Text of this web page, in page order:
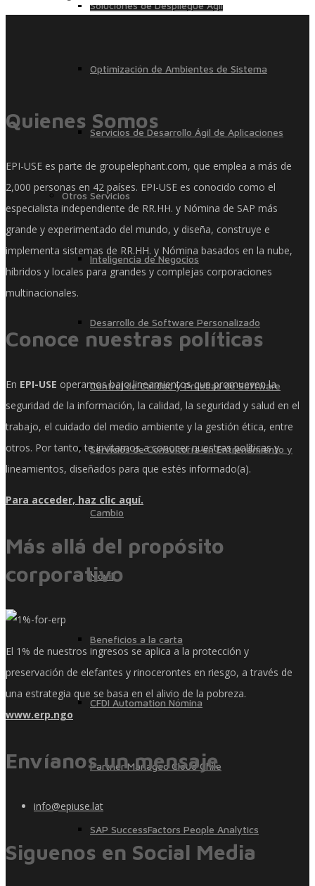
Soluciones de Despliegue Ágil
Optimización de Ambientes de Sistema
Servicios de Desarrollo Ágil de Aplicaciones
Otros Servicios
Inteligencia de Negocios
Desarrollo de Software Personalizado
Control de Calidad y Pruebas de Software
Servicios de Consultoría en Entrenamiento y
Cambio
Móvil
Beneficios a la carta
CFDI Automation Nómina
Partner Managed Cloud Chile
SAP SuccessFactors People Analytics
Quienes Somos
EPI-USE es parte de groupelephant.com, que emplea a más de
2,000 personas en 42 países. EPI-USE es conocido como el
especialista independiente de RR.HH. y Nómina de SAP más
grande y experimentado del mundo, y diseña, construye e
implementa sistemas de RR.HH. y Nómina basados ​​en la nube,
híbridos y locales para grandes y complejas corporaciones
multinacionales.
Conoce nuestras políticas
En EPI-USE operamos bajo lineamientos que promueven la
seguridad de la información, la calidad, la seguridad y salud en el
trabajo, el cuidado del medio ambiente y la gestión ética, entre
otros. Por tanto, te invitamos a conocer nuestras políticas y
lineamientos, diseñados para que estés informado(a).
Para acceder, haz clic aquí.
Más allá del propósito
corporativo
El 1% de nuestros ingresos se aplica a la protección y
preservación de elefantes y rinocerontes en riesgo, a través de
una estrategia que se basa en el alivio de la pobreza.
www.erp.ngo
Envíanos un mensaje
info@epiuse.lat
Siguenos en Social Media